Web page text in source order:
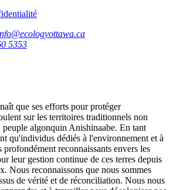
5353
que ses efforts pour protéger
sur les territoires traditionnels non
peuple algonquin Anishinaabe. En tant
qu'individus dédiés à l'environnement et à
profondément reconnaissants envers les
leur gestion continue de ces terres depuis
Nous reconnaissons que nous sommes
de vérité et de réconciliation. Nous nous